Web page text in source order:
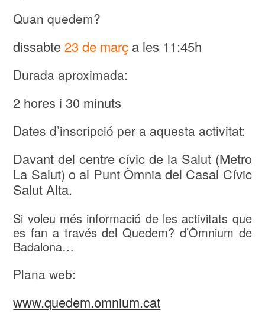
Quan quedem?
dissabte 23 de març a les 11:45h
Durada aproximada:
2 hores i 30 minuts
Dates d’inscripció per a aquesta activitat:
Davant del centre cívic de la Salut (Metro
La Salut) o al Punt Òmnia del Casal Cívic
Salut Alta.
Si voleu més informació de les activitats que
es fan a través del Quedem? d’Òmnium de
Badalona…
Plana web:
www.quedem.omnium.cat